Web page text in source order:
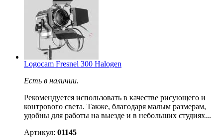
Logocam Fresnel 300 Halogen
Есть в наличии.
Рекомендуется использовать в качестве рисующего и
контрового света. Также, благодаря малым размерам,
удобны для работы на выезде и в небольших студиях...
Артикул: 01145